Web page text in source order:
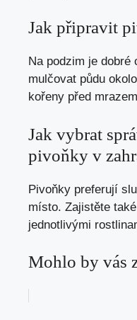
Jak připravit
Na podzim je
mulčovat půdu
kořeny před
Jak vybrat
pivoňky v
Pivoňky preferují
místo. Zajistěte
jednotlivými
Mohlo by vás